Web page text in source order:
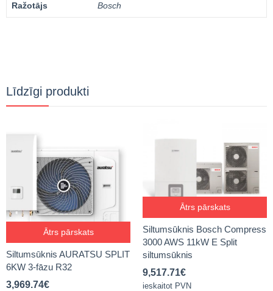
Ražotājs Bosch
Līdzīgi produkti
Ātrs pārskats
Siltumsūknis AURATSU SPLIT
6KW 3-fāzu R32
3,969.74€
Ātrs pārskats
Siltumsūknis Bosch Compress
3000 AWS 11kW E Split
siltumsūknis
9,517.71€
ieskaitot PVN